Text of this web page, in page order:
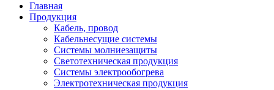
Главная
Продукция
Кабель, провод
Кабельнесущие системы
Системы молниезащиты
Светотехническая продукция
Системы электрообогрева
Электротехническая продукция